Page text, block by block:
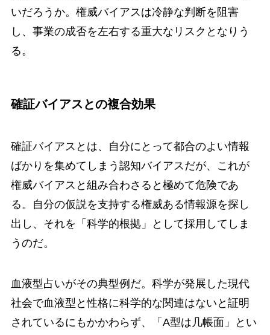
いだろうか。権威バイアスは冷静な判断を阻害
し、事業の成否を左右する重大なリスクとなりう
る。
確証バイアスとの複合効果
確証バイアスとは、自分にとって都合のよい情報
ばかりを集めてしまう認知バイアスだが、これが
権威バイアスと組み合わさると極めて危険であ
る。自分の仮説を支持する権威ある情報源を探し
出し、それを「科学的根拠」として採用してしま
うのだ。
血液型占いがその典型例だ。科学が発展した現代
社会で血液型と性格に科学的な関連はないと証明
されているにもかかわらず、「A型は几帳面」とい